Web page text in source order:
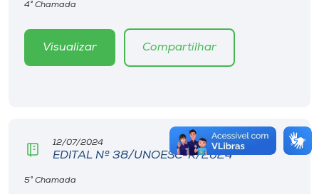
4° Chamada
Visualizar Compartilhar
12/07/2024
EDITAL Nº 38/UNOESC-R/2024
5° Chamada